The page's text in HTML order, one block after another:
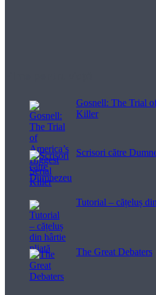
Gosnell: The Trial
Killer
Scrisori către
Tutorial – cățeluș
The Great Debaters